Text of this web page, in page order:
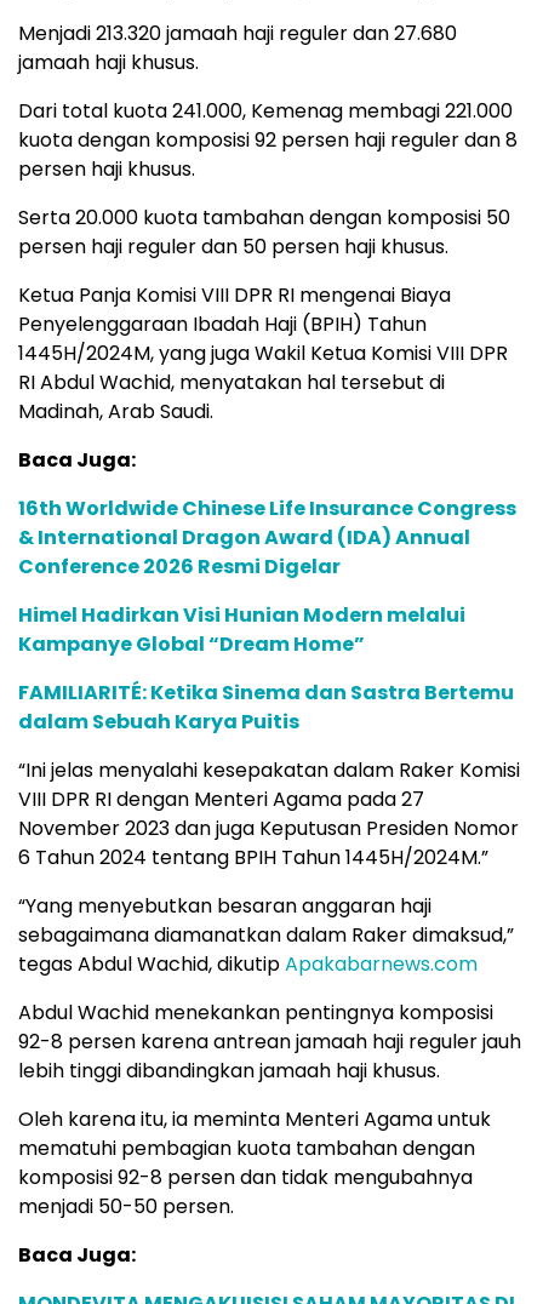
Menjadi 213.320 jamaah haji reguler dan 27.680
jamaah haji khusus.
Dari total kuota 241.000, Kemenag membagi 221.000
kuota dengan komposisi 92 persen haji reguler dan 8
persen haji khusus.
Serta 20.000 kuota tambahan dengan komposisi 50
persen haji reguler dan 50 persen haji khusus.
Ketua Panja Komisi VIII DPR RI mengenai Biaya
Penyelenggaraan Ibadah Haji (BPIH) Tahun
1445H/2024M, yang juga Wakil Ketua Komisi VIII DPR
RI Abdul Wachid, menyatakan hal tersebut di
Madinah, Arab Saudi.
Baca Juga:
16th Worldwide Chinese Life Insurance Congress
& International Dragon Award (IDA) Annual
Conference 2026 Resmi Digelar
Himel Hadirkan Visi Hunian Modern melalui
Kampanye Global “Dream Home”
FAMILIARITÉ: Ketika Sinema dan Sastra Bertemu
dalam Sebuah Karya Puitis
“Ini jelas menyalahi kesepakatan dalam Raker Komisi
VIII DPR RI dengan Menteri Agama pada 27
November 2023 dan juga Keputusan Presiden Nomor
6 Tahun 2024 tentang BPIH Tahun 1445H/2024M.”
“Yang menyebutkan besaran anggaran haji
sebagaimana diamanatkan dalam Raker dimaksud,”
tegas Abdul Wachid, dikutipApakabarnews.com
Abdul Wachid menekankan pentingnya komposisi
92-8 persen karena antrean jamaah haji reguler jauh
lebih tinggi dibandingkan jamaah haji khusus.
Oleh karena itu, ia meminta Menteri Agama untuk
mematuhi pembagian kuota tambahan dengan
komposisi 92-8 persen dan tidak mengubahnya
menjadi 50-50 persen.
Baca Juga: